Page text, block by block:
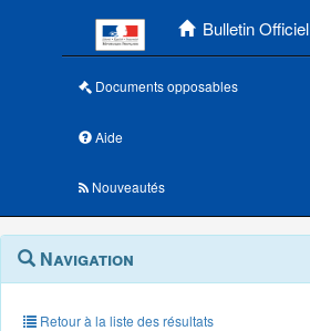
Bulletin Officiel
Documents opposables
Aide
Nouveautés
Navigation
outils
annexes
Menu
contextuel
Navigation
Retour à la liste des résultats